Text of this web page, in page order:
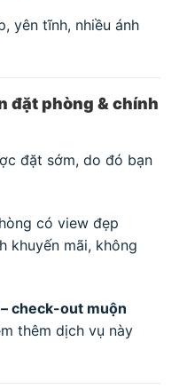
yên tĩnh, nhiều ánh
đặt phòng & chính
đặt sớm, do đó bạn
có view đẹp
khuyến mãi, không
check-out muộn
thêm dịch vụ này